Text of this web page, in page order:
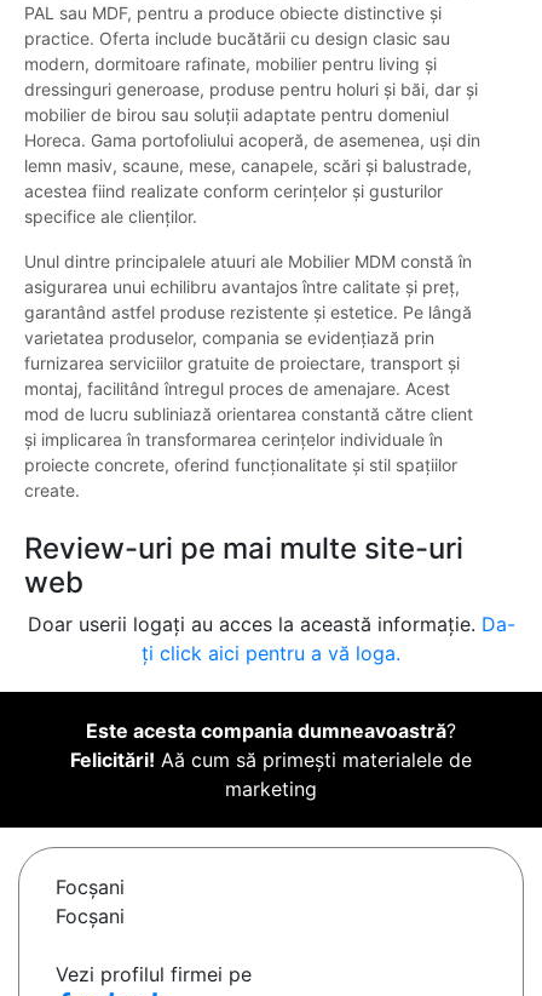
PAL sau MDF, pentru a produce obiecte distinctive și
practice. Oferta include bucătării cu design clasic sau
modern, dormitoare rafinate, mobilier pentru living și
dressinguri generoase, produse pentru holuri și băi, dar și
mobilier de birou sau soluții adaptate pentru domeniul
Horeca. Gama portofoliului acoperă, de asemenea, uși din
lemn masiv, scaune, mese, canapele, scări și balustrade,
acestea fiind realizate conform cerințelor și gusturilor
specifice ale clienților.
Unul dintre principalele atuuri ale Mobilier MDM constă în
asigurarea unui echilibru avantajos între calitate și preț,
garantând astfel produse rezistente și estetice. Pe lângă
varietatea produselor, compania se evidențiază prin
furnizarea serviciilor gratuite de proiectare, transport și
montaj, facilitând întregul proces de amenajare. Acest
mod de lucru subliniază orientarea constantă către client
și implicarea în transformarea cerințelor individuale în
proiecte concrete, oferind funcționalitate și stil spațiilor
create.
Review-uri pe mai multe site-uri
web
Doar userii logați au acces la această informație. Da-
ți click aici pentru a vă loga.
Este acesta compania dumneavoastră?
Felicitări! Aă cum să primești materialele de
marketing
Focşani
Focșani
Vezi profilul firmei pe